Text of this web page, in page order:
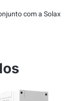
com a Solax